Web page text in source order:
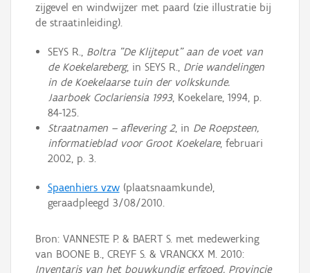
zijgevel en windwijzer met paard (zie illustratie bij
de straatinleiding).
SEYS R., Boltra "De Klijteput" aan de voet van
de Koekelareberg, in SEYS R., Drie wandelingen
in de Koekelaarse tuin der volkskunde.
Jaarboek Coclariensia 1993, Koekelare, 1994, p.
84-125.
Straatnamen – aflevering 2, in De Roepsteen,
informatieblad voor Groot Koekelare, februari
2002, p. 3.
Spaenhiers vzw(plaatsnaamkunde),
geraadpleegd 3/08/2010.
Bron: VANNESTE P. & BAERT S. met medewerking
van BOONE B., CREYF S. & VRANCKX M. 2010:
Inventaris van het bouwkundig erfgoed, Provincie